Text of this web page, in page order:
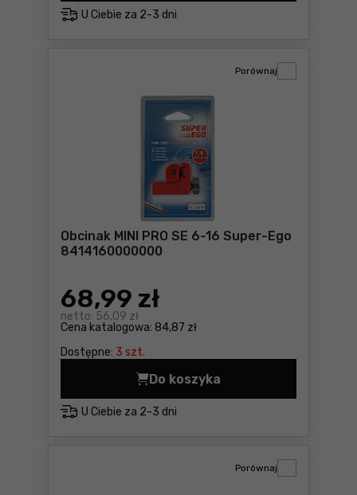
U Ciebie za 2-3 dni
Obcinak MINI PRO SE 6-16 Super-Ego
8414160000000
Cena katalogowa: 84,87 zł
68,99 zł
netto: 56,09 zł
Dostępne: 3 szt.
Porównaj
U Ciebie za 2-3 dni
Do koszyka
Obcinak MINI PRO SE 6-16
Porównaj